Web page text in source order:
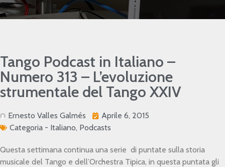
Tango Podcast in Italiano –
Numero 313 – L’evoluzione
strumentale del Tango XXIV
Ernesto Valles Galmés
Aprile 6, 2015
Categoria - Italiano, Podcasts
Questa settimana continua una serie di puntate sulla storia
musicale del Tango e dell’Orchestra Tipica, in questa puntata gli